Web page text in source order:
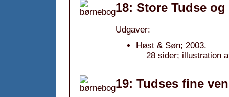
18: Store Tudse
Udgaver:
Høst & Søn; 2003.
28 sider; illustration
19: Tudses fine